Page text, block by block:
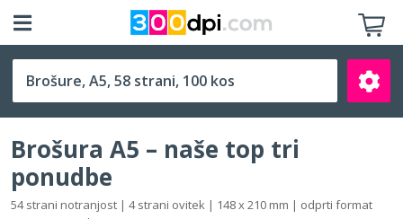
A5 (148 x 210 mm)
Brošura A5 – naše top tri
ponudbe
54 strani notranjost | 4 strani ovitek | 148 x 210 mm | odprti format